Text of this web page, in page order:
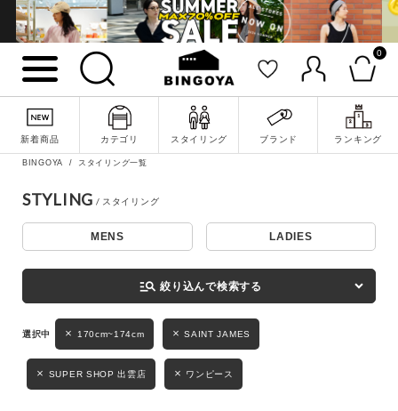
0
新着商品 カテゴリ スタイリング ブランド ランキング
詳細検索
キーワード
性別
MENS LADIES
BINGOYA スタイリング一覧
STYLING
MENS LADIES
manage_search 絞り込んで検索する
170cm~174cm SAINT JAMES
SUPER SHOP 出雲店 ワンピース